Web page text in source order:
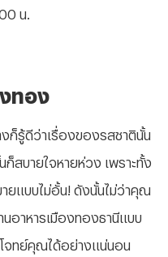
น.
งทอง
งก็รู้ดีว่าเรื่องของรสชาตินั้น
สบายใจหายห่วง เพราะทั้ง
ายแบบไม่อั้น! ดังนั้นไม่ว่าคุณ
อาหารเมืองทองธานีแบบ
โจทย์คุณได้อย่างแน่นอน